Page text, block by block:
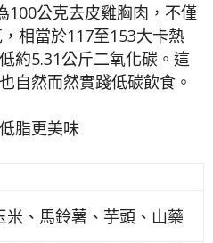
100公克去皮雞胸肉，不僅
相當於117至153大卡熱
約5.31公斤二氧化碳。這
自然而然實踐低碳飲食。
脂更美味
米、馬鈴薯、芋頭、山藥